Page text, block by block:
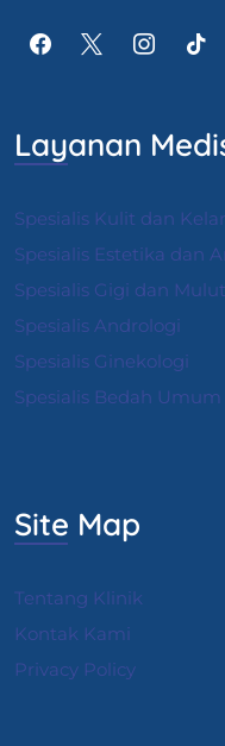
Layanan
Spesialis Kulit dan
Spesialis Estetika dan
Spesialis Gigi dan Mulut
Spesialis Andrologi
Spesialis Ginekologi
Spesialis Bedah
Site Map
Tentang Klinik
Kontak Kami
Privacy Policy